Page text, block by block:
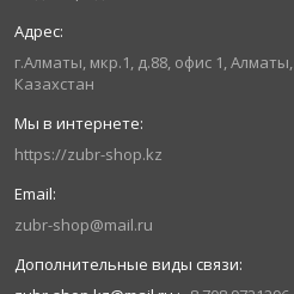
г.Алматы, мкр.1, д.88, офис 1, Алматы,
Казахстан
https://zubr-shop.kz
zubr-shop@mail.ru